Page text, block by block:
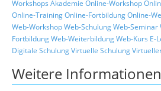
Workshops Akademie Online-Workshop
Online-TrainingOnline-FortbildungOnline-
Web-WorkshopWeb-SchulungWeb-Seminar
FortbildungWeb-WeiterbildungWeb-Kurs E-
Digitale SchulungVirtuelle Schulung
Weitere Informationen